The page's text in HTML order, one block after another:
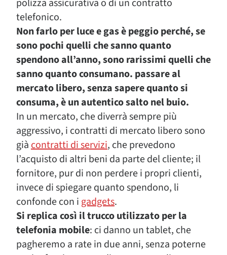
polizza assicurativa o di un contratto
telefonico.
Non farlo per luce e gas è peggio perché, se
sono pochi quelli che sanno quanto
spendono all’anno, sono rarissimi quelli che
sanno quanto consumano. passare al
mercato libero, senza sapere quanto si
consuma, è un autentico salto nel buio.
In un mercato, che diverrà sempre più
aggressivo, i contratti di mercato libero sono
giàcontratti di servizi, che prevedono
l’acquisto di altri beni da parte del cliente; il
fornitore, pur di non perdere i propri clienti,
invece di spiegare quanto spendono, li
confonde con i gadgets.
Si replica così il trucco utilizzato per la
telefonia mobile: ci danno un tablet, che
pagheremo a rate in due anni, senza poterne